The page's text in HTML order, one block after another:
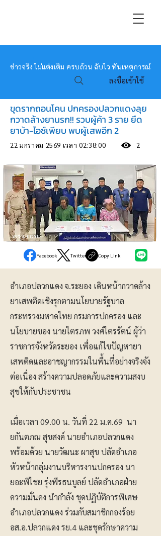
หมอข่าว
ข่าวจริง ไม่แต่งเติม ครบถ้วน ฉับไว ทันเหตุการณ์
ลงชื่อเข้าใช้
ขุดรากถอนโคน ปกครองปลวกแดงลุย
กวาดล้างยานรก!! รวบผู้ค้า 3 ราย ยึด
ยาบ้า-ไอซ์เพียบ พบผู้เสพอีก 2
22 มกราคม 2569 เวลา 02:38:00 2
อาชญากรรม
Facebook Twitter Copy Link
อำเภอปลวกแดง จ.ระยอง เดินหน้ากวาดล้าง
ยาเสพติดเชิงรุกตามนโยบายรัฐบาล
กระทรวงมหาดไทย กรมการปกครอง และ
นโยบายของ นายไตรภพ วงศ์ไตรรัตน์ ผู้ว่า
ราชการจังหวัดระยอง เพื่อแก้ไขปัญหายา
เสพติดและอาชญากรรมในพื้นที่อย่างจริงจัง
ต่อเนื่อง สร้างความปลอดภัยและความสงบ
สุขให้กับประชาชน
เมื่อเวลา 09.00 น. วันที่ 22 ม.ค.69 นา
ยกันตภณ สุขสงค์ นายอำเภอปลวกแดง
พร้อมด้วย นายวัฒนะ ผาสุข ปลัดอำเภอ
หัวหน้ากลุ่มงานบริหารงานปกครอง นา
ยอะพิไชย รุ่งพีรธนบูลย์ ปลัดอำเภอฝ่าย
ความมั่นคง นำกำลัง ชุดปฏิบัติการพิเศษ
อำเภอปลวกแดง ร่วมกับสมาชิกกองร้อย
อส.อ.ปลวกแดง รย.4 และชุดรักษาความ